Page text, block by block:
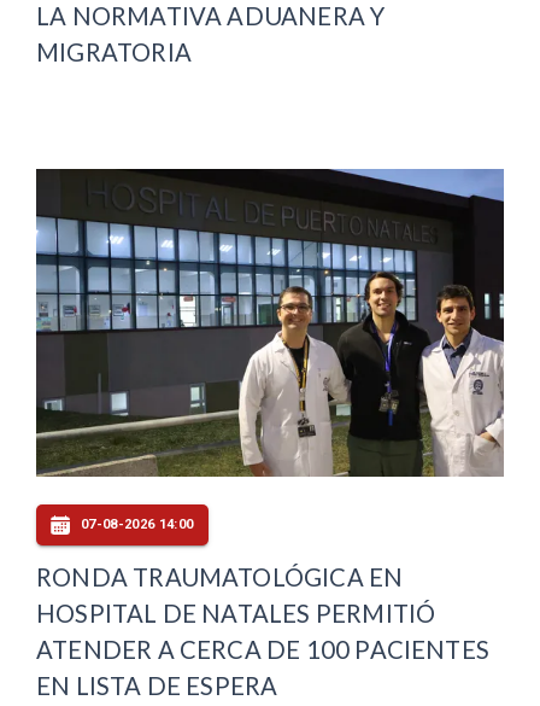
LA NORMATIVA ADUANERA Y
MIGRATORIA
07-08-2026 14:00
RONDA TRAUMATOLÓGICA EN
HOSPITAL DE NATALES PERMITIÓ
ATENDER A CERCA DE 100 PACIENTES
EN LISTA DE ESPERA